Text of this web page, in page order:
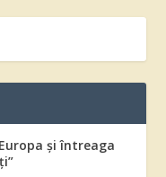
și întreaga